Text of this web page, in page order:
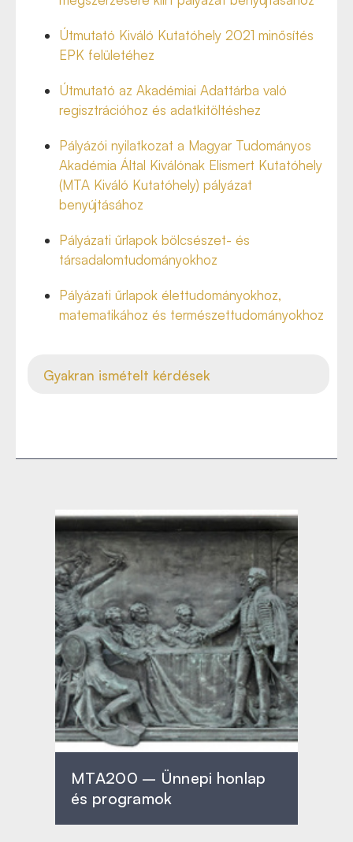
Útmutató Kiváló Kutatóhely 2021 minősítés
EPK felületéhez
Útmutató az Akadémiai Adattárba való
regisztrációhoz és adatkitöltéshez
Pályázói nyilatkozat a Magyar Tudományos
Akadémia Által Kiválónak Elismert Kutatóhely
(MTA Kiváló Kutatóhely) pályázat
benyújtásához
Pályázati űrlapok bölcsészet- és
társadalomtudományokhoz
Pályázati űrlapok élettudományokhoz,
matematikához és természettudományokhoz
Gyakran ismételt kérdések
MTA200 – Ünnepi honlap
és programok